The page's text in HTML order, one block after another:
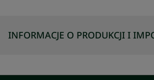
INFORMACJE O PRODUKCJI I